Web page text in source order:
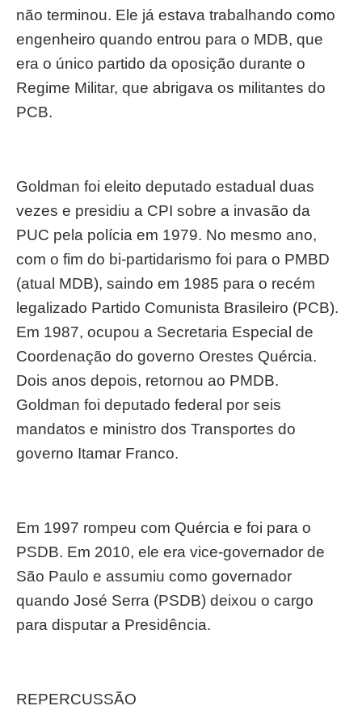
não terminou. Ele já estava trabalhando como
engenheiro quando entrou para o MDB, que
era o único partido da oposição durante o
Regime Militar, que abrigava os militantes do
PCB.
Goldman foi eleito deputado estadual duas
vezes e presidiu a CPI sobre a invasão da
PUC pela polícia em 1979. No mesmo ano,
com o fim do bi-partidarismo foi para o PMBD
(atual MDB), saindo em 1985 para o recém
legalizado Partido Comunista Brasileiro (PCB).
Em 1987, ocupou a Secretaria Especial de
Coordenação do governo Orestes Quércia.
Dois anos depois, retornou ao PMDB.
Goldman foi deputado federal por seis
mandatos e ministro dos Transportes do
governo Itamar Franco.
Em 1997 rompeu com Quércia e foi para o
PSDB. Em 2010, ele era vice-governador de
São Paulo e assumiu como governador
quando José Serra (PSDB) deixou o cargo
para disputar a Presidência.
REPERCUSSÃO